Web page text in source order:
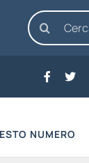
Cerca
per:
NUMERO